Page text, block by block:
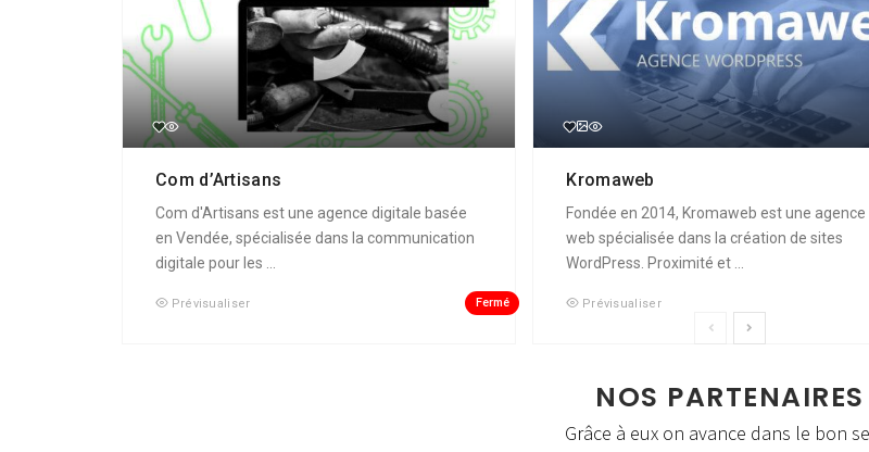
Com d’Artisans
Com d'Artisans est une agence digitale basée
en Vendée, spécialisée dans la communication
digitale pour les ...
Prévisualiser Fermé
Kromaweb
Fondée en 2014, Kromaweb est une agence
web spécialisée dans la création de sites
WordPress. Proximité et ...
Prévisualiser
NOS PARTENAIRES
Grâce à eux on avance dans le bon